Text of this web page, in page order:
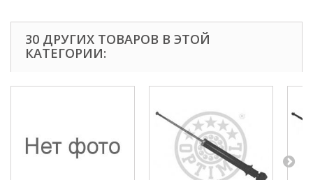
30 ДРУГИХ ТОВАРОВ В ЭТОЙ
КАТЕГОРИИ: